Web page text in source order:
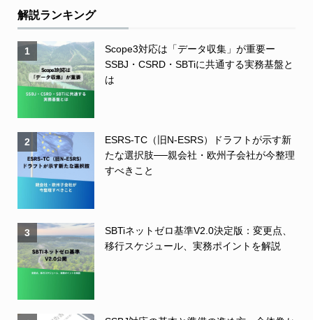
解説ランキング
1
Scope3対応は「データ収集」が重要ー
SSBJ・CSRD・SBTiに共通する実務基盤と
は
2
ESRS-TC（旧N-ESRS）ドラフトが示す新
たな選択肢──親会社・欧州子会社が今整理
すべきこと
3
SBTiネットゼロ基準V2.0決定版：変更点、
移行スケジュール、実務ポイントを解説